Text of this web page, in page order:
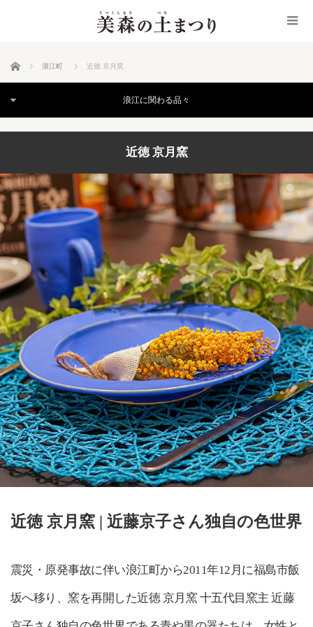
ホーム 浪江町 近徳 京月窯
浪江に関わる品々
近徳 京月窯
近徳 京月窯 | 近藤京子さん独自の色世界
震災・原発事故に伴い浪江町から2011年12月に福島市飯
坂へ移り、窯を再開した近徳 京月窯 十五代目窯主 近藤